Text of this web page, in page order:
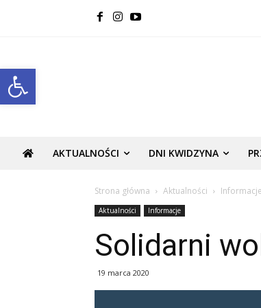
Open toolbar
AKTUALNOŚCI DNI KWIDZYNA
Strona główna Aktualności Informacje
Aktualności Informacje
Solidarni
19 marca 2020